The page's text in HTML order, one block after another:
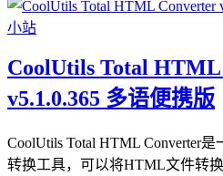
CoolUtils Total
v5.1.0.365 多语便携版
CoolUtils Total HTML Converter
转换工具，可以将HTML文件转